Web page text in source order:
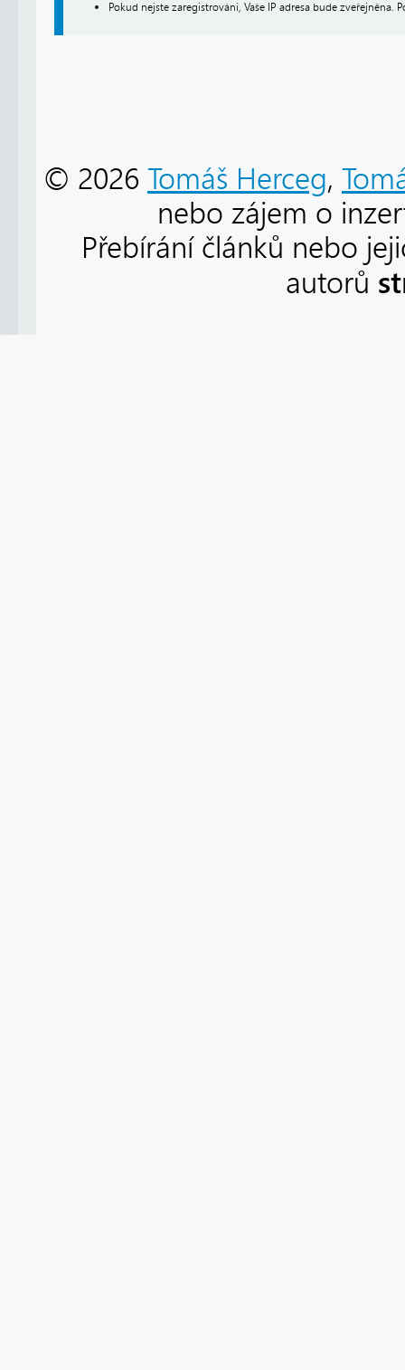
Pokud nejste zaregistrováni, Vaše IP adresa bude
© 2026 Tomáš Herceg,
nebo zájem o
Přebírání článků nebo
autorů